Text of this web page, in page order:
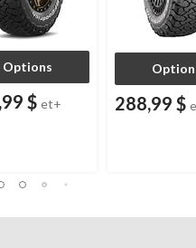
Options
$ et+ 288,99 $